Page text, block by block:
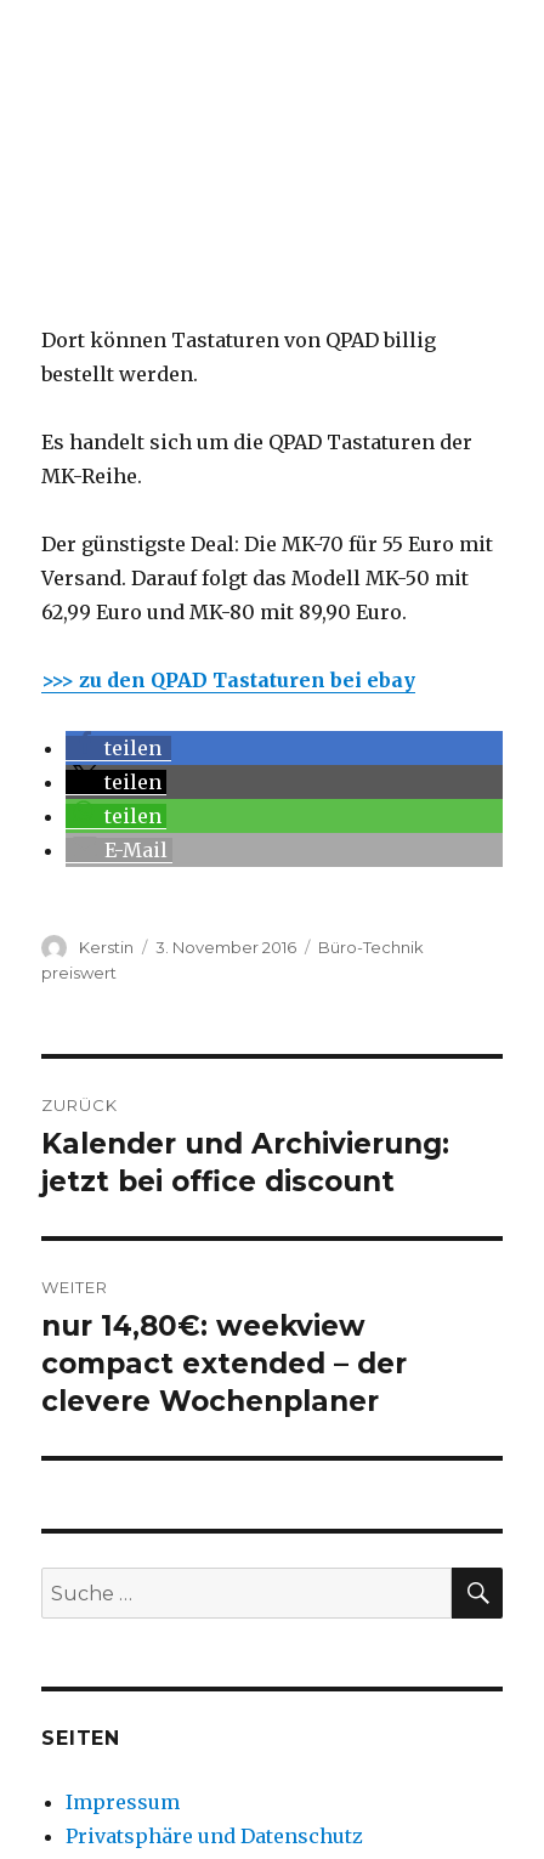
Dort können Tastaturen von QPAD billig
bestellt werden.
Es handelt sich um die QPAD Tastaturen der
MK-Reihe.
Der günstigste Deal: Die MK-70 für 55 Euro mit
Versand. Darauf folgt das Modell MK-50 mit
62,99 Euro und MK-80 mit 89,90 Euro.
>>> zu den QPAD Tastaturen bei ebay
teilen
teilen
teilen
E-Mail
Autor
Kerstin
Veröffentlicht
3. November 2016 Kategorien
Büro-Technik
preiswert
ZURÜCK
Vorheriger
Beitrag:
Kalender und Archivierung:
jetzt bei office discount
WEITER
Nächster
Beitrag:
nur 14,80€: weekview
compact extended – der
clevere Wochenplaner
Suche
nach:
SEITEN
Impressum
Privatsphäre und Datenschutz